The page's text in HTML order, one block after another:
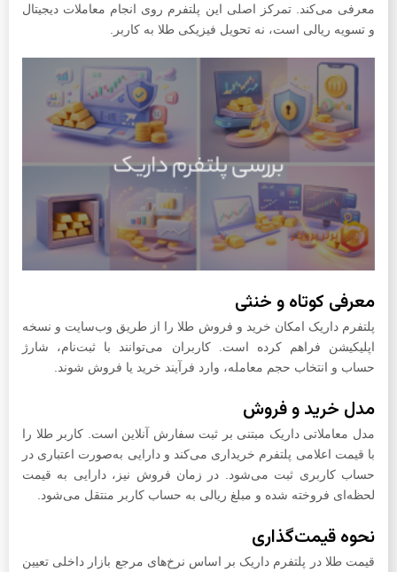
معرفی می‌کند. تمرکز اصلی این پلتفرم روی انجام معاملات دیجیتال
و تسویه ریالی است، نه تحویل فیزیکی طلا به کاربر.
معرفی کوتاه و خنثی
پلتفرم داریک امکان خرید و فروش طلا را از طریق وب‌سایت و نسخه
اپلیکیشن فراهم کرده است. کاربران می‌توانند با ثبت‌نام، شارژ
حساب و انتخاب حجم معامله، وارد فرآیند خرید یا فروش شوند.
مدل خرید و فروش
مدل معاملاتی داریک مبتنی بر ثبت سفارش آنلاین است. کاربر طلا را
با قیمت اعلامی پلتفرم خریداری می‌کند و دارایی به‌صورت اعتباری در
حساب کاربری ثبت می‌شود. در زمان فروش نیز، دارایی به قیمت
لحظه‌ای فروخته شده و مبلغ ریالی به حساب کاربر منتقل می‌شود.
نحوه قیمت‌گذاری
قیمت طلا در پلتفرم داریک بر اساس نرخ‌های مرجع بازار داخلی تعیین